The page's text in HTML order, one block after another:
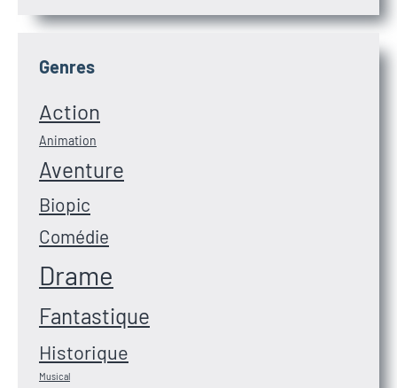
Genres
Action
Animation
Aventure
Biopic
Comédie
Drame
Fantastique
Historique
Musical